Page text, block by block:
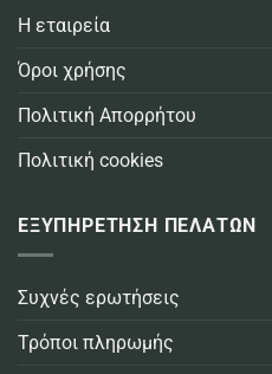
Η εταιρεία
Όροι χρήσης
Πολιτική Απορρήτου
Πολιτική cookies
ΕΞΥΠΗΡΕΤΗΣΗ ΠΕΛΑΤΩΝ
Συχνές ερωτήσεις
Τρόποι πληρωμής